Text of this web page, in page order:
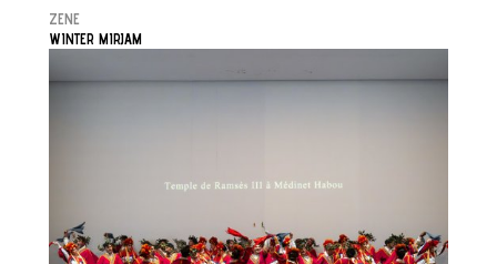
ZENE
WINTER MIRJAM